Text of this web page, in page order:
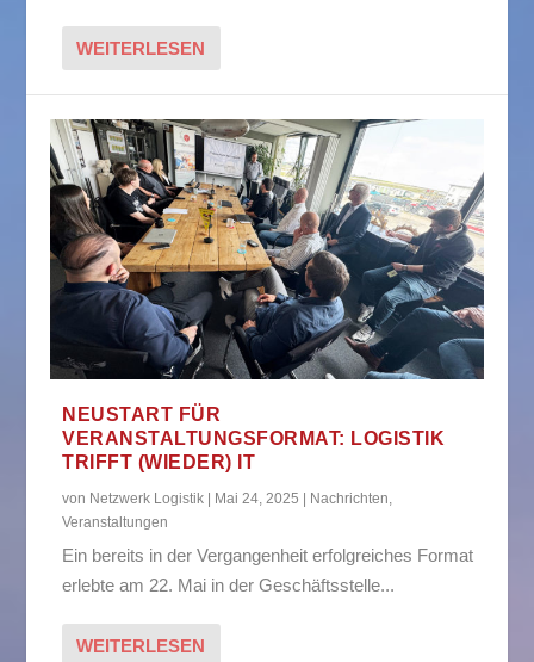
WEITERLESEN
NEUSTART FÜR
VERANSTALTUNGSFORMAT: LOGISTIK
TRIFFT (WIEDER) IT
von Netzwerk Logistik Mai 24, 2025 Nachrichten,
Veranstaltungen
Ein bereits in der Vergangenheit erfolgreiches Format
erlebte am 22. Mai in der Geschäftsstelle...
WEITERLESEN